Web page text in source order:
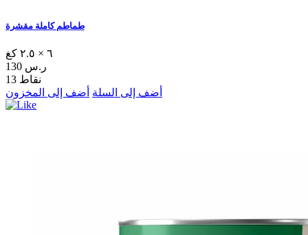
طماطم كاملة مقشرة
٦ × ٢.٥ كغ
130 ر.س
13 نقاط
أضف إلى السلة أضف إلى المخزون